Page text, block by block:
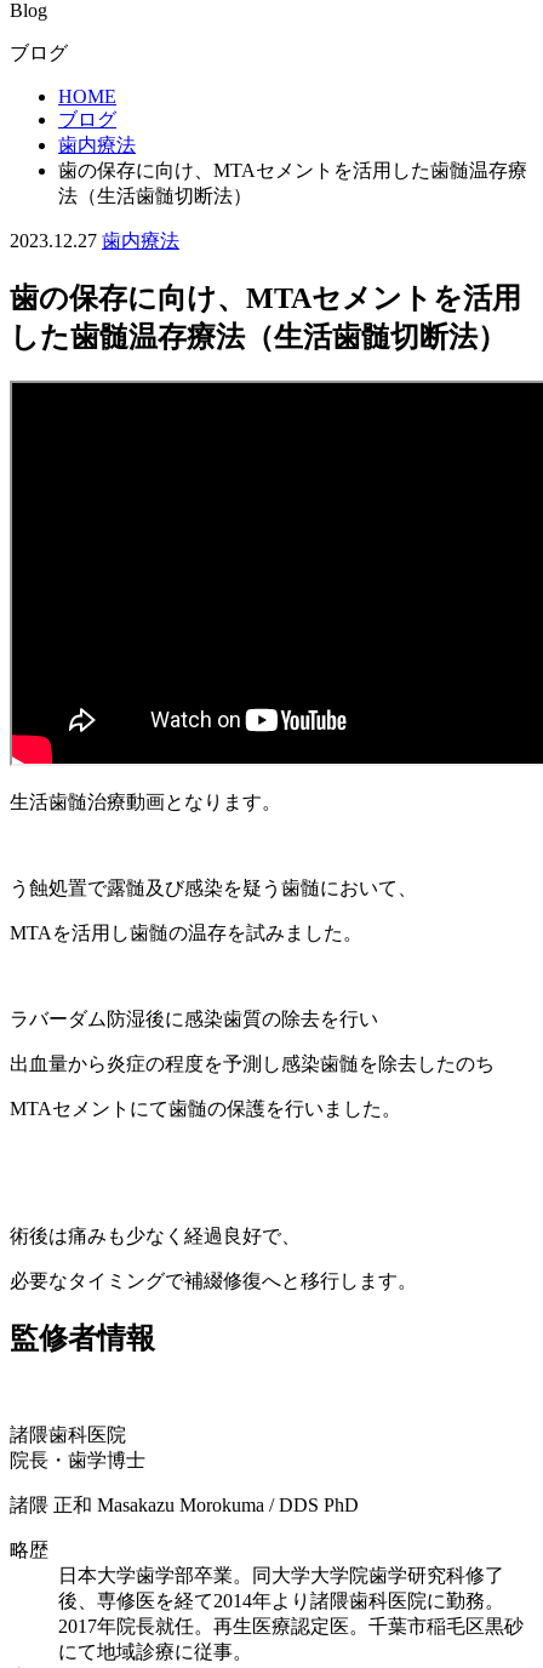
Blog
ブログ
HOME
ブログ
歯内療法
歯の保存に向け、MTAセメントを活用した歯髄温存療
法（生活歯髄切断法）
2023.12.27 歯内療法
歯の保存に向け、MTAセメントを活用
した歯髄温存療法（生活歯髄切断法）
生活歯髄治療動画となります。
う蝕処置で露髄及び感染を疑う歯髄において、
MTAを活用し歯髄の温存を試みました。
ラバーダム防湿後に感染歯質の除去を行い
出血量から炎症の程度を予測し感染歯髄を除去したのち
MTAセメントにて歯髄の保護を行いました。
術後は痛みも少なく経過良好で、
必要なタイミングで補綴修復へと移行します。
監修者情報
諸隈歯科医院
院長・歯学博士
諸隈 正和 Masakazu Morokuma / DDS PhD
略歴
日本大学歯学部卒業。同大学大学院歯学研究科修了
後、専修医を経て2014年より諸隈歯科医院に勤務。
2017年院長就任。再生医療認定医。千葉市稲毛区黒砂
にて地域診療に従事。